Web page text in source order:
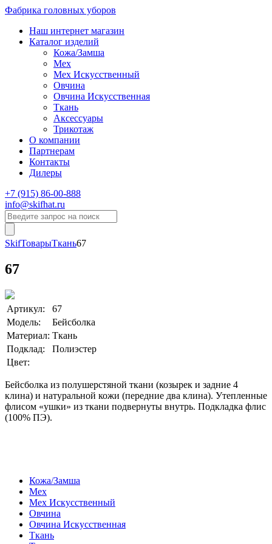
Фабрика головных уборов
Наш интернет магазин
Каталог изделий
Кожа/Замша
Мех
Мех Искусственный
Овчина
Овчина Искусственная
Ткань
Аксессуары
Трикотаж
О компании
Партнерам
Контакты
Дилеры
+7 (915) 86-00-888
info@skifhat.ru
SkifТоварыТкань67
67
Артикул:
67
Модель:
Бейсболка
Материал: Ткань
Подклад:
Полиэстер
Цвет:
Бейсболка из полушерстяной ткани (козырек и задние 4
клина) и натуральной кожи (передние два клина). Утепленные
флисом «ушки» из ткани подвернуты внутрь. Подкладка флис
(100% ПЭ).
Кожа/Замша
Мех
Мех Искусственный
Овчина
Овчина Искусственная
Ткань